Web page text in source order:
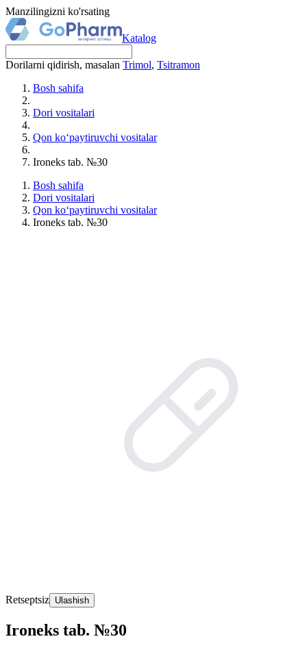
Manzilingizni ko'rsating
Katalog
Dorilarni qidirish, masalan Trimol, Tsitramon
Bosh sahifa
Dori vositalari
Qon ko‘paytiruvchi vositalar
Ironeks tab. №30
Bosh sahifa
Dori vositalari
Qon ko‘paytiruvchi vositalar
Ironeks tab. №30
Retseptsiz Ulashish
Ironeks tab. №30